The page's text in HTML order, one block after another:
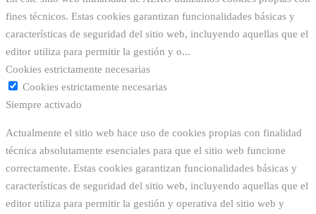
fines técnicos. Estas cookies garantizan funcionalidades básicas y
características de seguridad del sitio web, incluyendo aquellas que el
editor utiliza para permitir la gestión y o...
Cookies estrictamente necesarias
Cookies estrictamente necesarias
Siempre activado
Actualmente el sitio web hace uso de cookies propias con finalidad
técnica absolutamente esenciales para que el sitio web funcione
correctamente. Estas cookies garantizan funcionalidades básicas y
características de seguridad del sitio web, incluyendo aquellas que el
editor utiliza para permitir la gestión y operativa del sitio web y